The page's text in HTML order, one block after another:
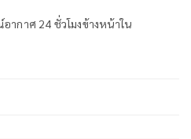
กาศ 24 ชั่วโมงข้างหน้าใน